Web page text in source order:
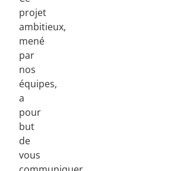
projet
ambitieux,
mené
par
nos
équipes,
a
pour
but
de
vous